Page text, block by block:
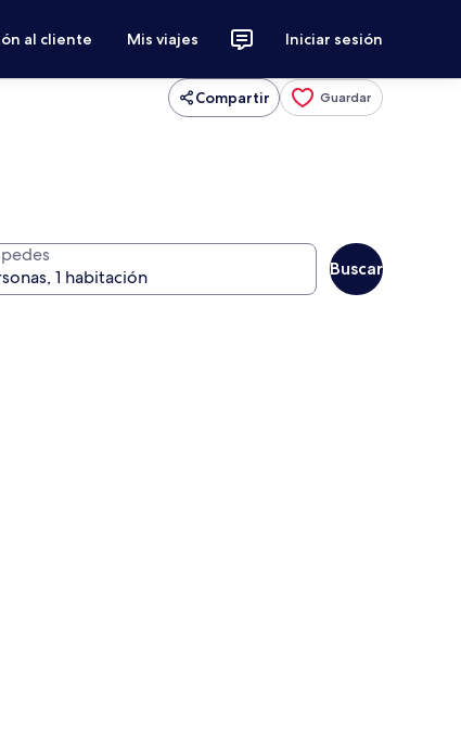
al cliente Mis viajes Iniciar sesión
Compartir Guardar
Buscar